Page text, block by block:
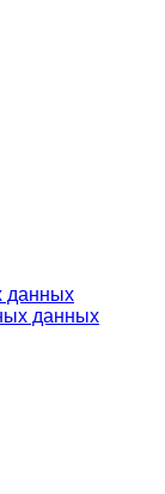
данных
данных